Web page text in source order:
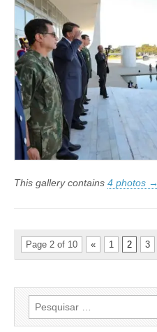
This gallery contains 4 photos →
Page 2 of 10 « 1 2 3
Pesquisar
por: